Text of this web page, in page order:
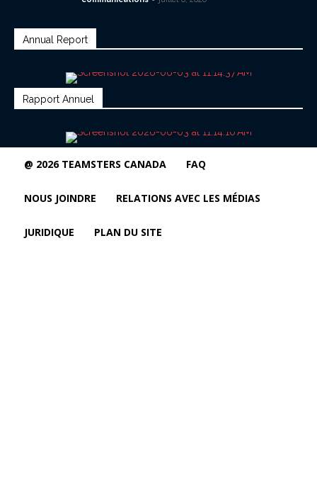
Annual Report
Rapport Annuel
@ 2026 TEAMSTERS CANADA FAQ
NOUS JOINDRE RELATIONS AVEC LES MÉDIAS
JURIDIQUE PLAN DU SITE